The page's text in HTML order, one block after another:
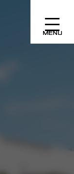
MENU